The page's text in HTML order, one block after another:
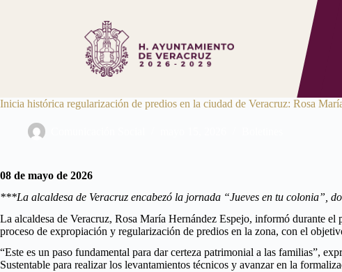
Inicia histórica regularización de predios en la ciudad de Veracruz: Rosa
08 de mayo de 2026
***La alcaldesa de Veracruz encabezó la jornada “Jueves en tu colonia”,
La alcaldesa de Veracruz, Rosa María Hernández Espejo, informó durante
proceso de expropiación y regularización de predios en la zona, con el
“Este es un paso fundamental para dar certeza patrimonial a las familias”,
Sustentable para realizar los levantamientos técnicos y avanzar en la